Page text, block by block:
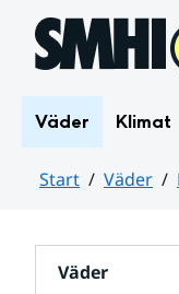
Hoppa till sidans
Väder Klimat
Start Väder
Väder